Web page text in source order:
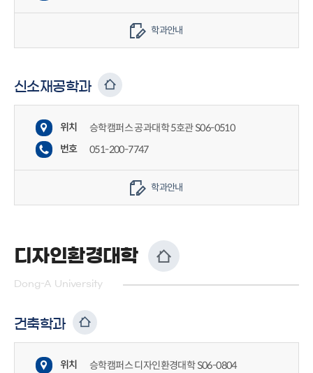
학과안내
신소재공학과
위치
승학캠퍼스 공과대학 5호관 S06-0510
번호
051-200-7747
학과안내
디자인환경대학
Dong-A University
건축학과
위치
승학캠퍼스 디자인환경대학 S06-0804